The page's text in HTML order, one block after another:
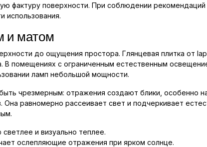
фактуру поверхности. При соблюдении
использования.
и матом
до ощущения простора. Глянцевая плитка от
В помещениях с ограниченным естественным
ламп небольшой мощности.
чрезмерным: отражения создают блики, особенно
Она равномерно рассеивает свет и подчеркивает
и визуально теплее.
ослепляющие отражения при ярком солнце.